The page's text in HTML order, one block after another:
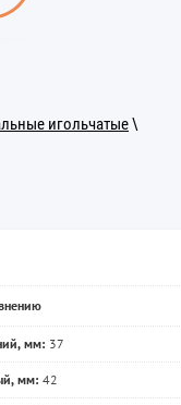
игольчатые\
мм: 37
мм: 42